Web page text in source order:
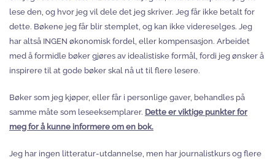
lese den, og hvor jeg vil dele det jeg skriver. Jeg får ikke betalt for
dette. Bøkene jeg får blir stemplet, og kan ikke videreselges. Jeg
har altså INGEN økonomisk fordel, eller kompensasjon. Arbeidet
med å formidle bøker gjøres av idealistiske formål, fordi jeg ønsker å
inspirere til at gode bøker skal nå ut til flere lesere.
Bøker som jeg kjøper, eller får i personlige gaver, behandles på
samme måte som leseeksemplarer. Dette er viktige punkter for
meg for å kunne informere om en bok.
Jeg har ingen litteratur-utdannelse, men har journalistkurs og flere